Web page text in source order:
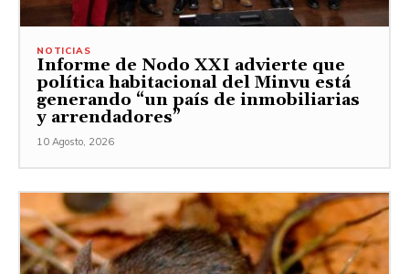
NOTICIAS
Informe de Nodo XXI advierte que
política habitacional del Minvu está
generando “un país de inmobiliarias
y arrendadores”
10 Agosto, 2026